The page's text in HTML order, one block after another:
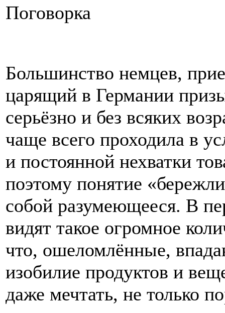
Поговорка
Большинство немцев,
царящий в Германии
серьёзно и без всяких
чаще всего проходила в
и постоянной нехватки
поэтому понятие
собой разумеющееся. В
видят такое огромное
что, ошеломлённые,
изобилие продуктов и
даже мечтать, не только